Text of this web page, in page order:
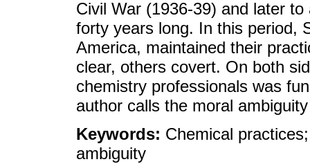
Civil War (1936-39) and later
forty years long. In this period,
America, maintained their
clear, others covert. On both
chemistry professionals was
author calls the moral
Keywords: Chemical
ambiguity